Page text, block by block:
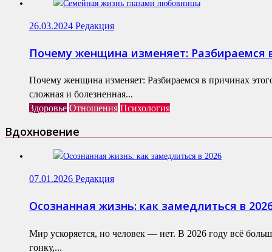
26.03.2024 Редакция
Почему женщина изменяет: Разбираемся
Почему женщина изменяет: Разбираемся в причинах
сложная и болезненная...
Здоровье Отношения Психология
Вдохновение
07.01.2026 Редакция
Осознанная жизнь: как замедлиться в
Мир ускоряется, но человек — нет. В 2026 году всё
гонку,...